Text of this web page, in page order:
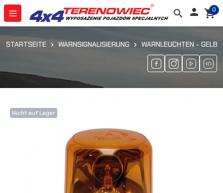
search  shopping_cart
0
STARTSEITE WARNSIGNALISIERUNG WARNLEUCHTEN - GELB
Nicht auf Lager